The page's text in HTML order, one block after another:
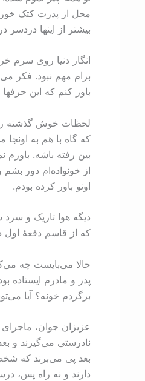
محل از پدرت کتک
بیشتر از اینها
انگار دنیا روی سرم
برام مهم نبود. فکر
باور کنم که این
لحظات خوش گذشته رو
که گاه با هم به
بین رفته باشه.
از خونواده‌ام دور
اونو باور کرده بودم.
دیگه هوا تاریک و
که از قاسم دفعۀ اول
حالا می‌بایست چه
پدر و مادرم ایستاده
برگردم خونه؟ آیا
عزیزان جوان،
نادرستی می‌گیرند و
بعد پی می‌برند که
دارند و نه راه پس،